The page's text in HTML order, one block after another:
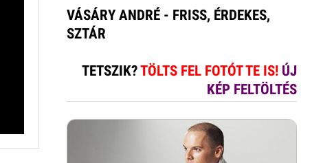
VÁSÁRY ANDRÉ - FRISS, ÉRDEKES,
SZTÁR
TETSZIK?TÖLTS FEL FOTÓT TE IS! ÚJ
KÉP FELTÖLTÉS